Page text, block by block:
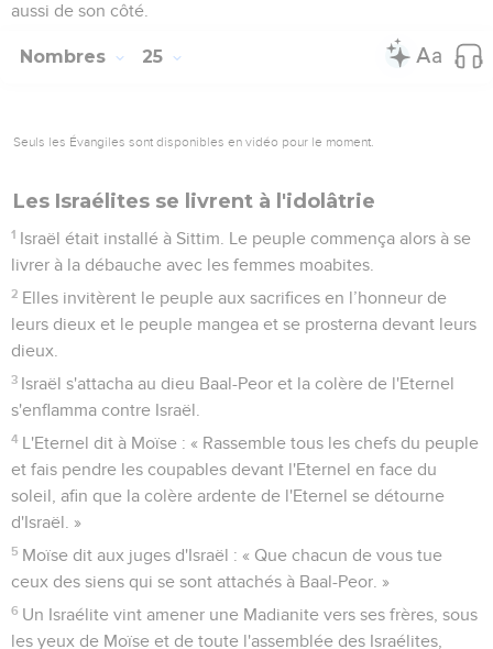
aussi de son côté.
Nombres 25
Seuls les Évangiles sont disponibles en vidéo pour le moment.
Les Israélites se livrent à l'idolâtrie
1 Israël était installé à Sittim. Le peuple commença alors à se
livrer à la débauche avec les femmes moabites.
2 Elles invitèrent le peuple aux sacrifices en l’honneur de
leurs dieux et le peuple mangea et se prosterna devant leurs
dieux.
3 Israël s'attacha au dieu Baal-Peor et la colère de l'Eternel
s'enflamma contre Israël.
4 L'Eternel dit à Moïse : « Rassemble tous les chefs du peuple
et fais pendre les coupables devant l'Eternel en face du
soleil, afin que la colère ardente de l'Eternel se détourne
d'Israël. »
5 Moïse dit aux juges d'Israël : « Que chacun de vous tue
ceux des siens qui se sont attachés à Baal-Peor. »
6 Un Israélite vint amener une Madianite vers ses frères, sous
les yeux de Moïse et de toute l'assemblée des Israélites,